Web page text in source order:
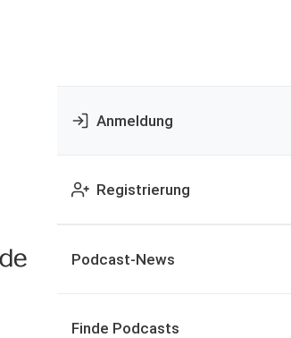
Anmeldung
Registrierung
Podcast-News
Finde Podcasts